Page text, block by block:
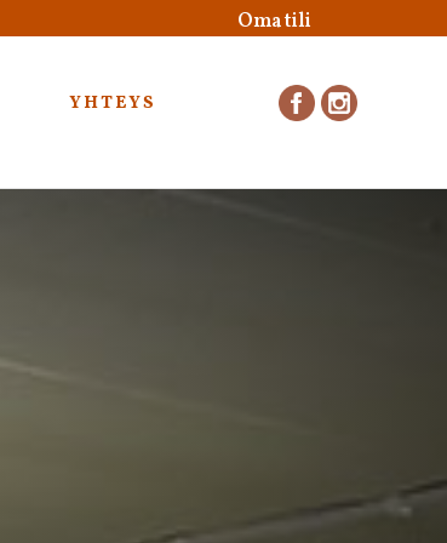
Oma tili
YHTEYS I
F